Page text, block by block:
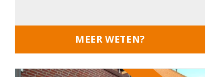
MEER WETEN?